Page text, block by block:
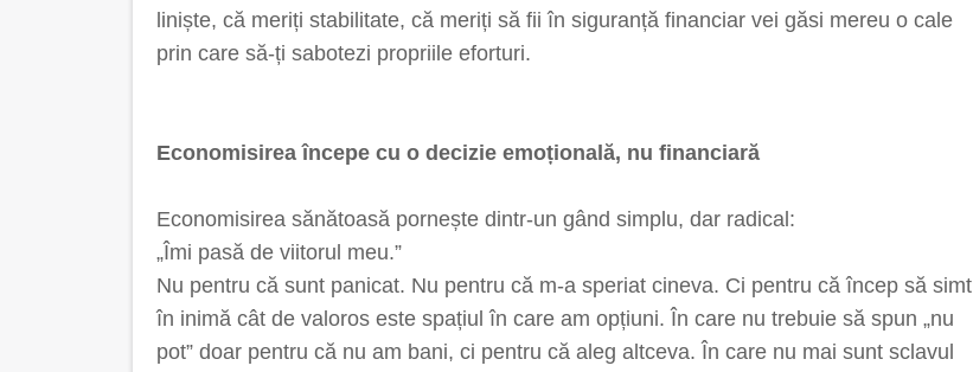
liniște, că meriți stabilitate, că meriți să fii în siguranță financiar vei găsi mereu o cale
prin care să-ți sabotezi propriile eforturi.
Economisirea începe cu o decizie emoțională, nu financiară
Economisirea sănătoasă pornește dintr-un gând simplu, dar radical:
„Îmi pasă de viitorul meu.”
Nu pentru că sunt panicat. Nu pentru că m-a speriat cineva. Ci pentru că încep să simt
în inimă cât de valoros este spațiul în care am opțiuni. În care nu trebuie să spun „nu
pot” doar pentru că nu am bani, ci pentru că aleg altceva. În care nu mai sunt sclavul